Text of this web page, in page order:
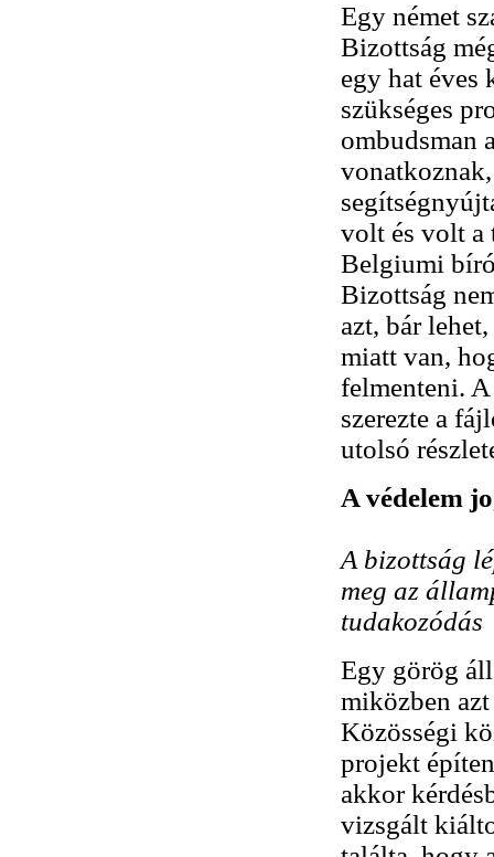
Egy német
Bizottság
egy hat éves
szükséges
ombudsman
volt és volt a
Belgiumi
Bizottság
azt, bár
miatt van,
felmenteni.
szerezte a
utolsó
A védelem
A bizottság
meg az
tudakozódás
Egy görög
miközben
Közösségi
projekt
akkor
vizsgált